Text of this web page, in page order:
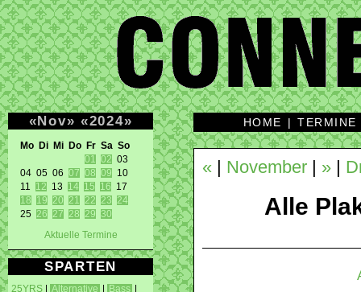
«Nov» «2024»
Mo Di Mi Do Fr Sa So
01
02 03
04 05 06 07 08 09 10
11 12 13 14 15 16
18
19 20 21 22 23
24
25 26 27 28 29 30
Aktuelle Termine
SPARTEN
25YRS Alternative Bass
HOME |TERMINE
« November »
Alle